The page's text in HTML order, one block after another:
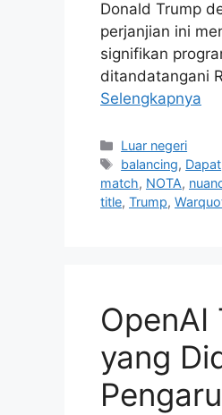
Donald Trump
perjanjian ini
signifikan
ditandatangani
Selengkapnya
Kategori
Luar negeri
Tag
balancing, Dapat
match, NOTA,
title, Trump,
OpenAI
yang